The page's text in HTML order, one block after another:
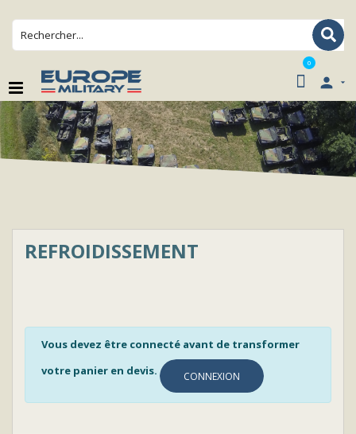
0

REFROIDISSEMENT
Vous devez être connecté avant de transformer
votre panier en devis.
CONNEXION